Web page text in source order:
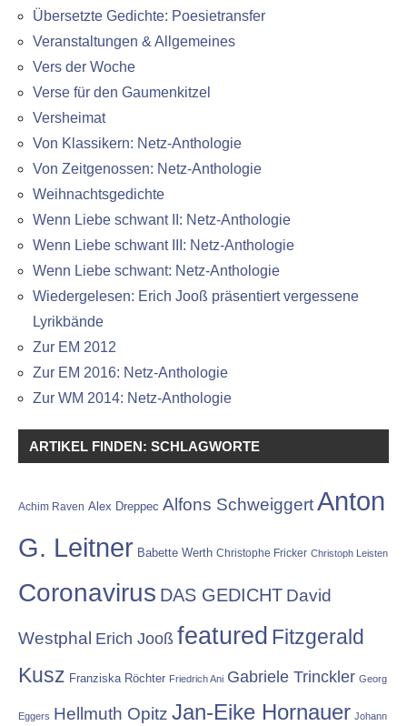
Übersetzte Gedichte: Poesietransfer
Veranstaltungen & Allgemeines
Vers der Woche
Verse für den Gaumenkitzel
Versheimat
Von Klassikern: Netz-Anthologie
Von Zeitgenossen: Netz-Anthologie
Weihnachtsgedichte
Wenn Liebe schwant II: Netz-Anthologie
Wenn Liebe schwant III: Netz-Anthologie
Wenn Liebe schwant: Netz-Anthologie
Wiedergelesen: Erich Jooß präsentiert vergessene
Lyrikbände
Zur EM 2012
Zur EM 2016: Netz-Anthologie
Zur WM 2014: Netz-Anthologie
ARTIKEL FINDEN: SCHLAGWORTE
Achim Raven Alex Dreppec Alfons SchweiggertAnton
G. Leitner Babette Werth Christophe Fricker Christoph Leisten
Coronavirus DAS GEDICHT David
Westphal Erich Jooß featured Fitzgerald
Kusz Franziska Röchter Friedrich Ani Gabriele Trinckler Georg
Eggers Hellmuth Opitz Jan-Eike Hornauer Johann